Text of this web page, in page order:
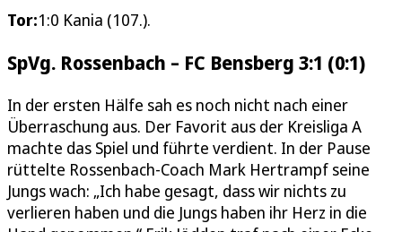
Tor:1:0 Kania (107.).
SpVg. Rossenbach – FC Bensberg 3:1 (0:1)
In der ersten Hälfe sah es noch nicht nach einer
Überraschung aus. Der Favorit aus der Kreisliga A
machte das Spiel und führte verdient. In der Pause
rüttelte Rossenbach-Coach Mark Hertrampf seine
Jungs wach: „Ich habe gesagt, dass wir nichts zu
verlieren haben und die Jungs haben ihr Herz in die